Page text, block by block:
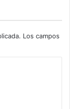
Los campos